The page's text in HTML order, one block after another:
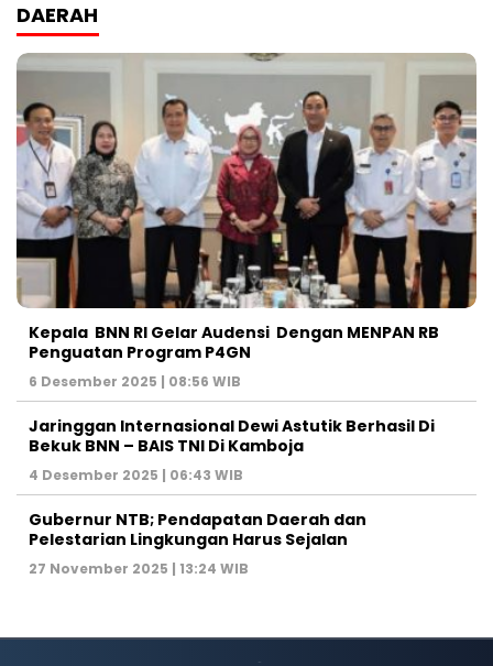
DAERAH
Kepala BNN RI Gelar Audensi Dengan MENPAN RB
Penguatan Program P4GN
6 Desember 2025 | 08:56 WIB
Jaringgan Internasional Dewi Astutik Berhasil Di
Bekuk BNN – BAIS TNI Di Kamboja
4 Desember 2025 | 06:43 WIB
Gubernur NTB; Pendapatan Daerah dan
Pelestarian Lingkungan Harus Sejalan
27 November 2025 | 13:24 WIB